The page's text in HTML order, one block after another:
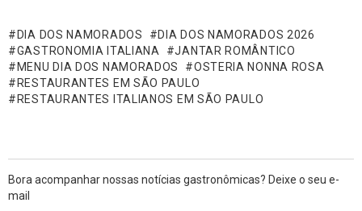
DIA DOS NAMORADOS
DIA DOS NAMORADOS 2026
GASTRONOMIA ITALIANA
JANTAR ROMÂNTICO
MENU DIA DOS NAMORADOS
OSTERIA NONNA ROSA
RESTAURANTES EM SÃO PAULO
RESTAURANTES ITALIANOS EM SÃO PAULO
Bora acompanhar nossas notícias gastronômicas? Deixe o seu e-
mail